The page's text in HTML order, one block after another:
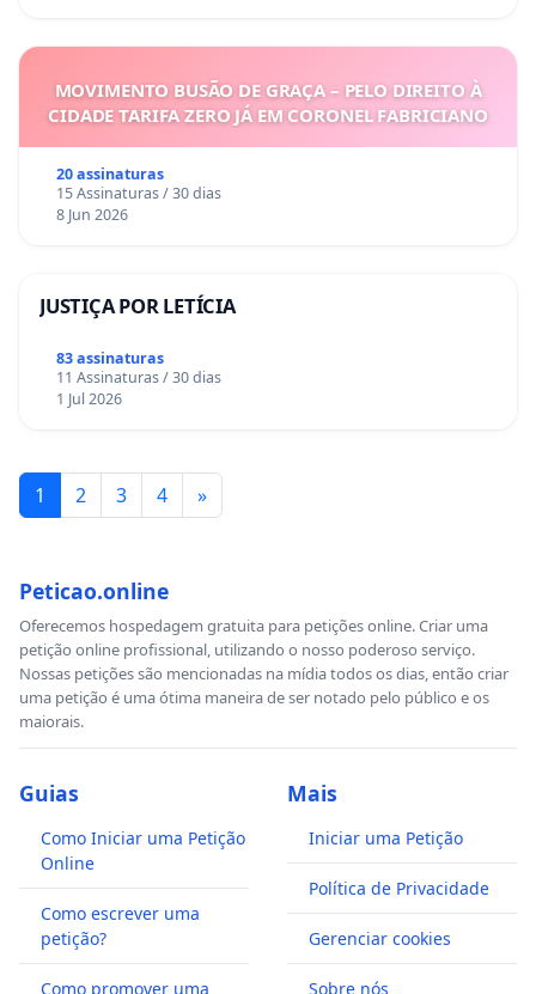
MOVIMENTO BUSÃO DE GRAÇA – PELO DIREITO À
CIDADE TARIFA ZERO JÁ EM CORONEL FABRICIANO
20 assinaturas
15 Assinaturas / 30 dias
8 Jun 2026
JUSTIÇA POR LETÍCIA
83 assinaturas
11 Assinaturas / 30 dias
1 Jul 2026
1 2 3 4 »
Peticao.online
Oferecemos hospedagem gratuita para petições online. Criar uma
petição online profissional, utilizando o nosso poderoso serviço.
Nossas petições são mencionadas na mídia todos os dias, então criar
uma petição é uma ótima maneira de ser notado pelo público e os
maiorais.
Guias
Como Iniciar uma Petição
Online
Como escrever uma
petição?
Como promover uma
Mais
Iniciar uma Petição
Política de Privacidade
Gerenciar cookies
Sobre nós